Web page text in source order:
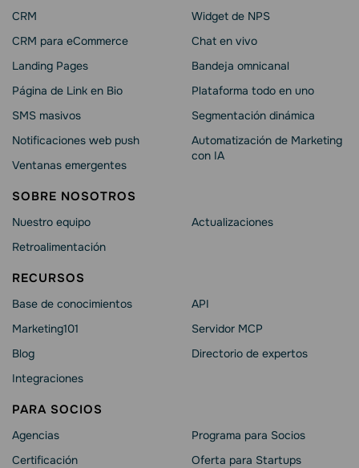
CRM
CRM para eCommerce
Landing Pages
Página de Link en Bio
SMS masivos
Notificaciones web push
Ventanas emergentes
Widget de NPS
Chat en vivo
Bandeja omnicanal
Plataforma todo en uno
Segmentación dinámica
Automatización de Marketing
con IA
SOBRE NOSOTROS
Nuestro equipo
Retroalimentación
Actualizaciones
RECURSOS
Base de conocimientos
Marketing101
Blog
Integraciones
API
Servidor MCP
Directorio de expertos
PARA SOCIOS
Agencias
Certificación
Programa para Socios
Oferta para Startups